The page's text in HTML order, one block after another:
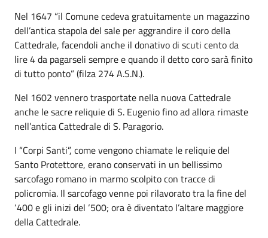
Nel 1647 “il Comune cedeva gratuitamente un magazzino
dell’antica stapola del sale per aggrandire il coro della
Cattedrale, facendoli anche il donativo di scuti cento da
lire 4 da pagarseli sempre e quando il detto coro sarà finito
di tutto ponto” (filza 274 A.S.N.).
Nel 1602 vennero trasportate nella nuova Cattedrale
anche le sacre reliquie di S. Eugenio fino ad allora rimaste
nell’antica Cattedrale di S. Paragorio.
I “Corpi Santi”, come vengono chiamate le reliquie del
Santo Protettore, erano conservati in un bellissimo
sarcofago romano in marmo scolpito con tracce di
policromia. Il sarcofago venne poi rilavorato tra la fine del
‘400 e gli inizi del ‘500; ora è diventato l’altare maggiore
della Cattedrale.